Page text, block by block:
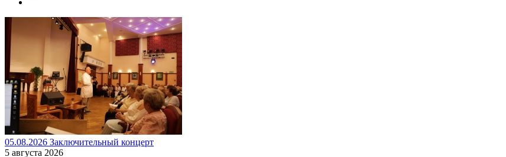
05.08.2026 Заключительный концерт
5 августа 2026